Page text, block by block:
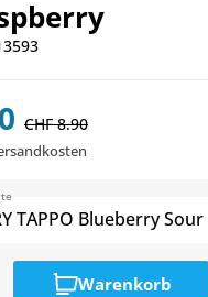
CHF 8.90
Warenkorb